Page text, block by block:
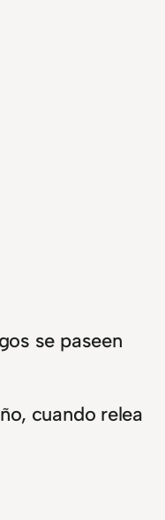
se paseen
cuando relea